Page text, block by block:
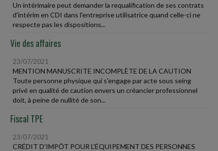
Un intérimaire peut demander la requalification de ses contrats
d'intérim en CDI dans l'entreprise utilisatrice quand celle-ci ne
respecte pas les dispositions...
Vie des affaires
23/07/2021
MENTION MANUSCRITE INCOMPLÈTE DE LA CAUTION
Toute personne physique qui s'engage par acte sous seing
privé en qualité de caution envers un créancier professionnel
doit, à peine de nullité de son...
Fiscal TPE
23/07/2021
CRÉDIT D'IMPÔT POUR L'ÉQUIPEMENT DES PERSONNES